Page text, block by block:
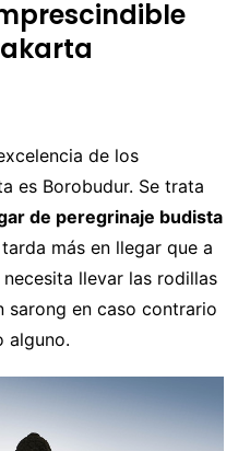
de los
es Borobudur. Se trata
de peregrinaje budista
más en llegar que a
llevar las rodillas
sarong en caso contrario
alguno.